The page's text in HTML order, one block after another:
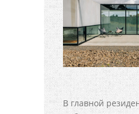
В главной